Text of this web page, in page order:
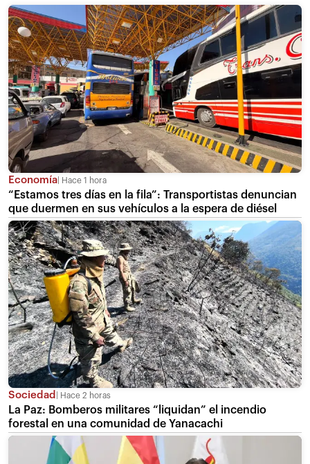
Economía Hace 1 hora
“Estamos tres días en la fila”: Transportistas denuncian
que duermen en sus vehículos a la espera de diésel
Sociedad Hace 2 horas
La Paz: Bomberos militares “liquidan” el incendio
forestal en una comunidad de Yanacachi